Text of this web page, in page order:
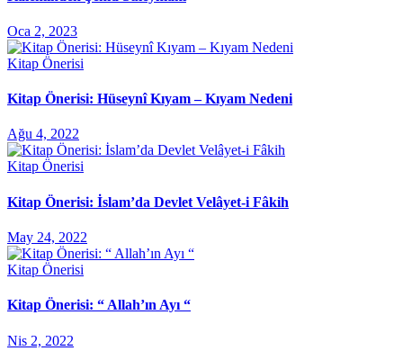
Oca 2, 2023
Kitap Önerisi
Kitap Önerisi: Hüseynî Kıyam – Kıyam Nedeni
Ağu 4, 2022
Kitap Önerisi
Kitap Önerisi: İslam’da Devlet Velâyet-i Fâkih
May 24, 2022
Kitap Önerisi
Kitap Önerisi: “ Allah’ın Ayı “
Nis 2, 2022